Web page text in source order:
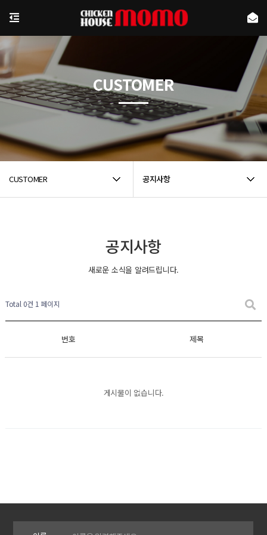
CUSTOMER 공지사항
CUSTOMER
공지사항
새로운 소식을 알려드립니다.
Total 0건 1 페이지
번호 제목
게시물이 없습니다.